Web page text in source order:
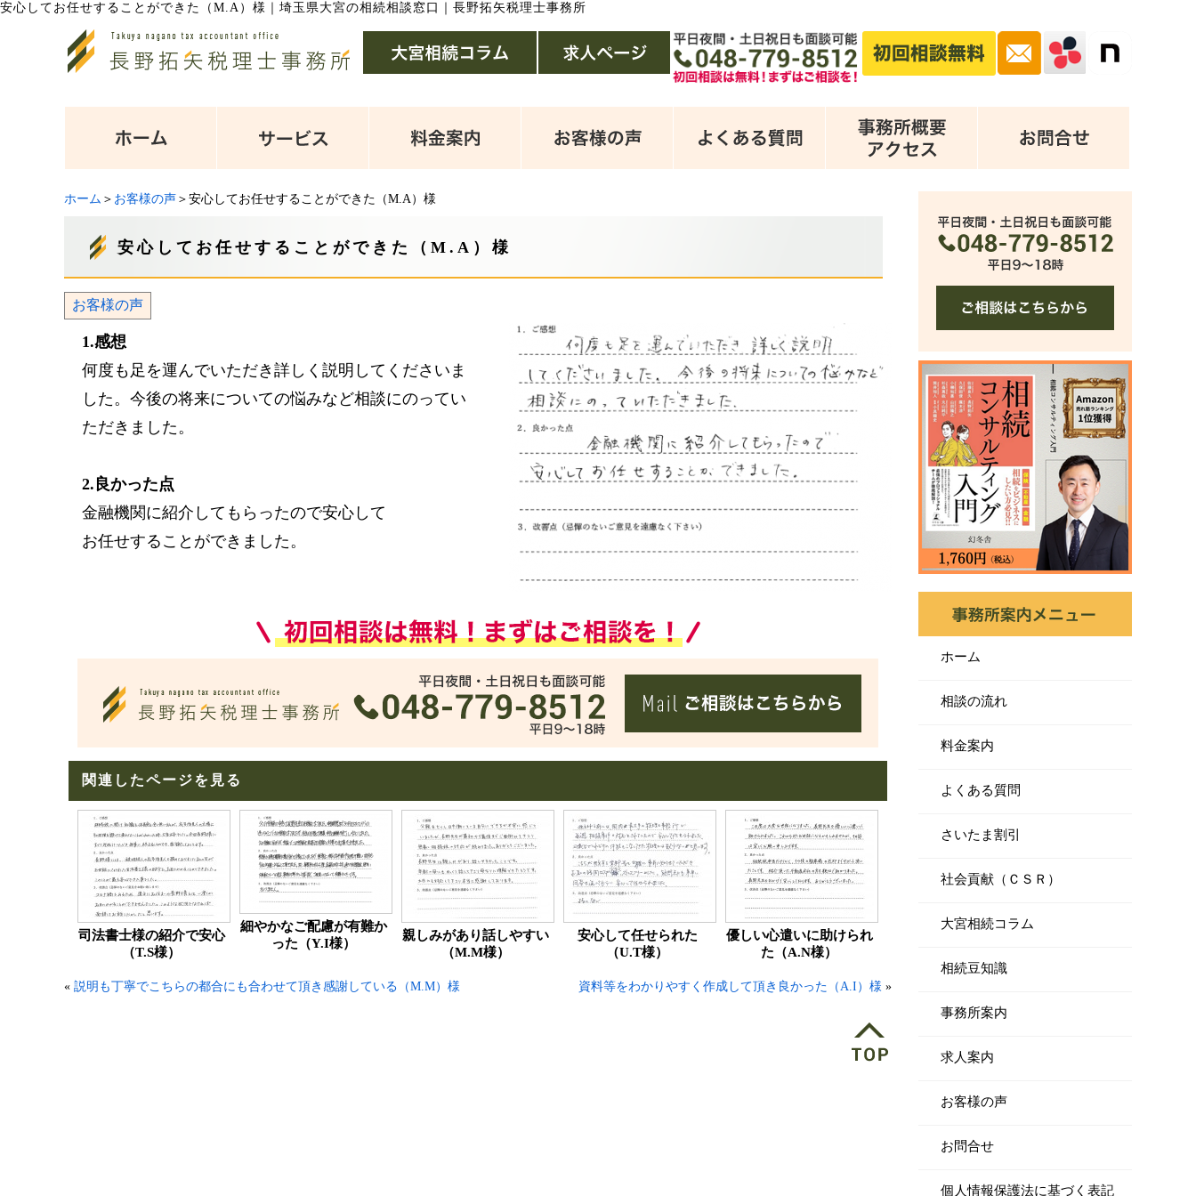
安心してお任せすることができた（M.A）様 埼玉県大宮の相続相談窓口｜長野拓矢税理士事務所
ホーム ＞ お客様の声 ＞安心してお任せすることができた（M.A）様
安心してお任せすることができた（M.A）様
お客様の声
1.感想
何度も足を運んでいただき詳しく説明してくださいま
した。今後の将来についての悩みなど相談にのってい
ただきました。
2.良かった点
金融機関に紹介してもらったので安心して
お任せすることができました。
関連したページを見る
司法書士様の紹介で安心
（T.S様）
細やかなご配慮が有難か
った（Y.I様）
親しみがあり話しやすい
（M.M様）
安心して任せられた
（U.T様）
優しい心遣いに助けられ
た（A.N様）
« 説明も丁寧でこちらの都合にも合わせて頂き感謝している（M.M）様 資料等をわかりやすく作成して頂き良かった（A.I）様 »
ホーム
相談の流れ
料金案内
よくある質問
さいたま割引
社会貢献（ＣＳＲ）
大宮相続コラム
相続豆知識
事務所案内
求人案内
お客様の声
お問合せ
個人情報保護法に基づく表記